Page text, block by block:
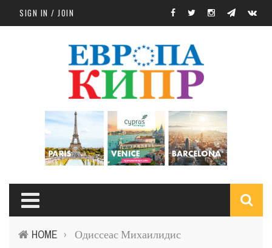
Skip to main content
SIGN IN / JOIN
HOME › Одиссеас Михаилидис